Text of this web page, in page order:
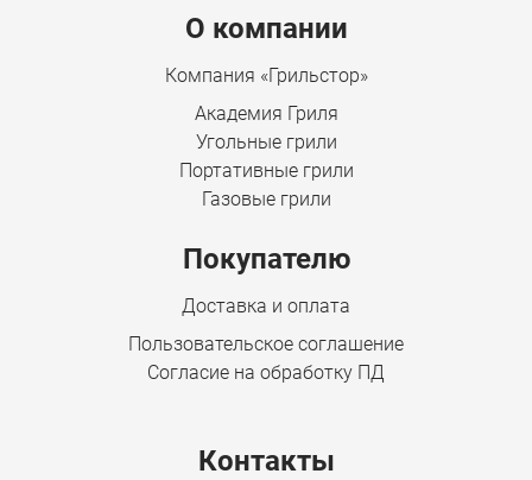
Menu footerО компании
Компания «Грильстор»
Академия Гриля
Угольные грили
Портативные грили
Газовые грили
Покупателю
Доставка и оплата
Пользовательское соглашение
Согласие на обработку ПД
Контакты